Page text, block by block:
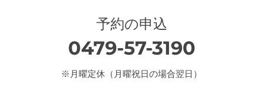
予約の申込
0479-57-3190
※月曜定休（月曜祝日の場合翌日）